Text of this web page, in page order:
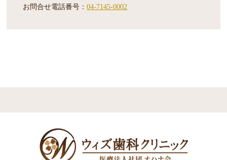
お問合せ電話番号：04-7145-0002